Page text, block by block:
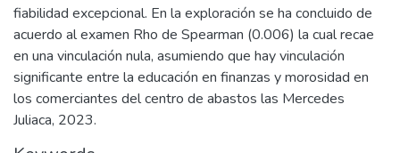
fiabilidad excepcional. En la exploración se ha concluido de
acuerdo al examen Rho de Spearman (0.006) la cual recae
en una vinculación nula, asumiendo que hay vinculación
significante entre la educación en finanzas y morosidad en
los comerciantes del centro de abastos las Mercedes
Juliaca, 2023.